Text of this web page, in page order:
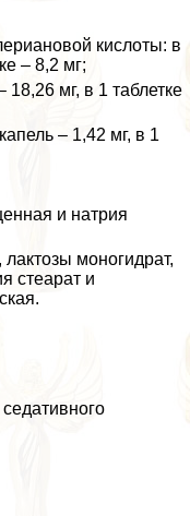
кислоты: в
– 8,2 мг;
мг, в 1 таблетке
– 1,42 мг, в 1
и натрия
лактозы моногидрат,
стеарат и